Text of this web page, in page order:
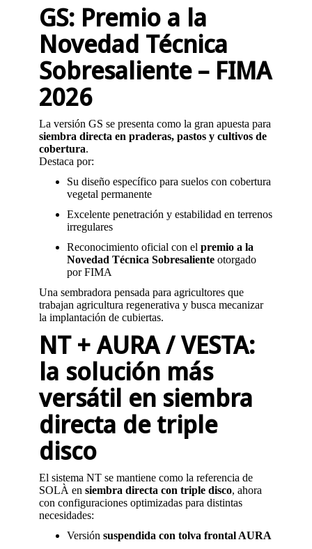
GS: Premio a la
Novedad Técnica
Sobresaliente – FIMA
2026
La versión GS se presenta como la gran apuesta para
siembra directa en praderas, pastos y cultivos de
cobertura.
Destaca por:
Su diseño específico para suelos con cobertura
vegetal permanente
Excelente penetración y estabilidad en terrenos
irregulares
Reconocimiento oficial con el premio a la
Novedad Técnica Sobresalienteotorgado
por FIMA
Una sembradora pensada para agricultores que
trabajan agricultura regenerativa y busca mecanizar
la implantación de cubiertas.
NT + AURA / VESTA:
la solución más
versátil en siembra
directa de triple
disco
El sistema NT se mantiene como la referencia de
SOLÀ en siembra directa con triple disco, ahora
con configuraciones optimizadas para distintas
necesidades:
Versión suspendida con tolva frontal AURA